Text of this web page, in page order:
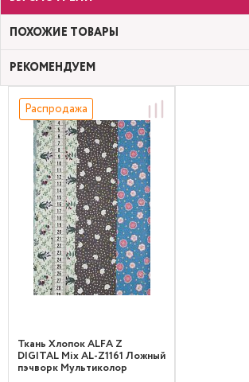
ПОХОЖИЕ ТОВАРЫ
РЕКОМЕНДУЕМ
Распродажа
Ткань Хлопок ALFA Z
DIGITAL Mix AL-Z1161 Ложный
пэчворк Мультиколор